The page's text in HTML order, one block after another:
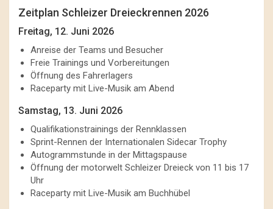
Zeitplan Schleizer Dreieckrennen 2026
Freitag, 12. Juni 2026
Anreise der Teams und Besucher
Freie Trainings und Vorbereitungen
Öffnung des Fahrerlagers
Raceparty mit Live-Musik am Abend
Samstag, 13. Juni 2026
Qualifikationstrainings der Rennklassen
Sprint-Rennen der Internationalen Sidecar Trophy
Autogrammstunde in der Mittagspause
Öffnung der motorwelt Schleizer Dreieck von 11 bis 17
Uhr
Raceparty mit Live-Musik am Buchhübel